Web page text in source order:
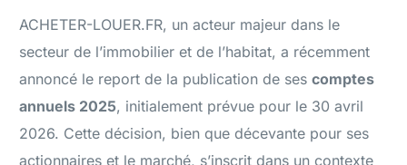
ACHETER-LOUER.FR, un acteur majeur dans le
secteur de l’immobilier et de l’habitat, a récemment
annoncé le report de la publication de sescomptes
annuels 2025, initialement prévue pour le 30 avril
2026. Cette décision, bien que décevante pour ses
actionnaires et le marché, s’inscrit dans un contexte